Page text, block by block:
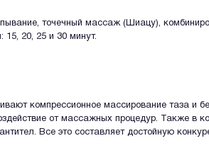
точечный массаж (Шиацу),
20, 25 и 30 минут.
компрессионное массирование таза и
от массажных процедур. Также в
Все это составляет достойную